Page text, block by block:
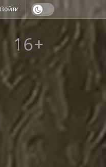
Войти
16+